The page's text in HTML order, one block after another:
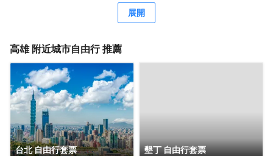
精神，為旅人編織「一期一會」的雋永回憶。身處地的換位
思考，傳遞細膩大和文化精神，為旅人編織「一期一會」的
展開
高雄附近城市自由行 推薦
台北 自由行套票 墾丁 自由行套票